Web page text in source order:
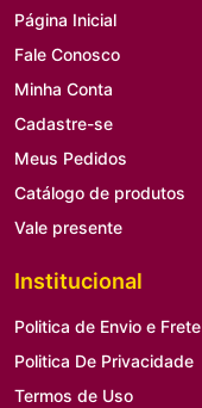
Página Inicial
Fale Conosco
Minha Conta
Cadastre-se
Meus Pedidos
Catálogo de produtos
Vale presente
Institucional
Politica de Envio e Frete
Politica De Privacidade
Termos de Uso